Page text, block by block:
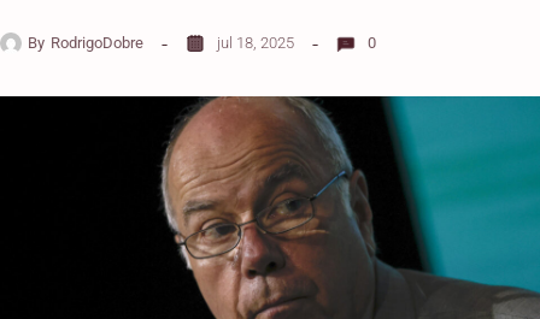
By RodrigoDobre jul 18, 2025 0